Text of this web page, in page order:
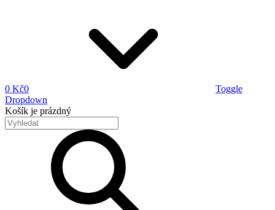
0 Kč0
Toggle
Dropdown
Košík je prázdný